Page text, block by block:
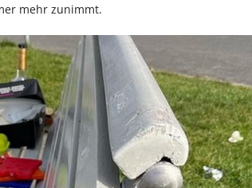
mehr zunimmt.